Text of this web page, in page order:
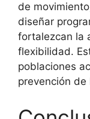
de
diseñar
fortalezcan la
flexibilidad.
poblaciones
prevención